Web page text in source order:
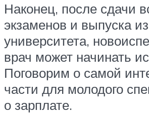
Наконец, после сдачи
экзаменов и выпуска из
университета,
врач может начинать
Поговорим о самой
части для молодого
о зарплате.